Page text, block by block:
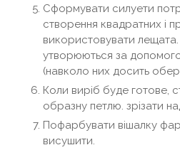
Сформувати силуети
створення квадратних і
використовувати
утворюються за
(навколо них досить
Коли виріб буде готове,
образну петлю. зрізати
Пофарбувати вішалку
висушити.